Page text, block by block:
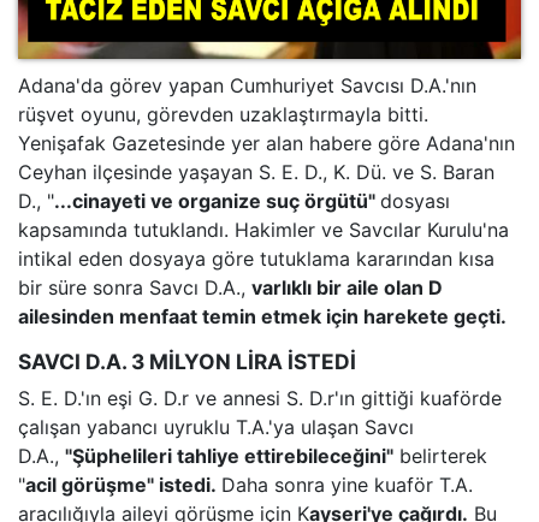
Adana'da görev yapan Cumhuriyet Savcısı D.A.'nın
rüşvet oyunu, görevden uzaklaştırmayla bitti.
Yenişafak Gazetesinde yer alan habere göre Adana'nın
Ceyhan ilçesinde yaşayan S. E. D., K. Dü. ve S. Baran
D., "...cinayeti ve organize suç örgütü" dosyası
kapsamında tutuklandı. Hakimler ve Savcılar Kurulu'na
intikal eden dosyaya göre tutuklama kararından kısa
bir süre sonra Savcı D.A., varlıklı bir aile olan D
ailesinden menfaat temin etmek için harekete geçti.
SAVCI D.A. 3 MİLYON LİRA İSTEDİ
S. E. D.'ın eşi G. D.r ve annesi S. D.r'ın gittiği kuaförde
çalışan yabancı uyruklu T.A.'ya ulaşan Savcı
D.A., "Şüphelileri tahliye ettirebileceğini" belirterek
"acil görüşme" istedi. Daha sonra yine kuaför T.A.
aracılığıyla aileyi görüşme için Kayseri'ye çağırdı. Bu